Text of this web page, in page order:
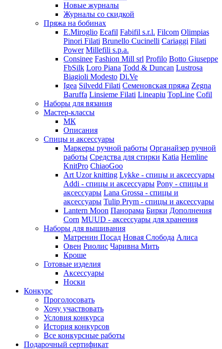
Новые журналы
Журналы со скидкой
Пряжа на бобинах
E.Miroglio Ecafil Fabifil s.r.l. Filcom Olimpias
Pinori Filati Brunello Cucinelli Cariaggi Filati
Power Millefili s.p.a.
Consinee Fashion Mill srl Profilo Botto Giuseppe
FbSilk Loro Piana Todd & Duncan Lustrosa
Biagioli Modesto Di.Ve
Igea Silvedd Filati Семеновская пряжа Zegna
Baruffa Linsieme Filati Lineapiu TopLine Cofil
Наборы для вязания
Мастер-классы
МК
Описания
Спицы и аксессуары
Маркеры ручной работы Органайзер ручной
работы Средства для стирки Katia Hemline
KnitPro ChiaoGoo
Art Uzor knitting Lykke - спицы и аксессуары
Addi - спицы и аксессуары Pony - спицы и
аксессуары Lana Grossa - спицы и
аксессуары Tulip Prym - спицы и аксессуары
Lantern Moon Панорама Бирки Дополнения
Corn MUUD - аксессуары для хранения
Наборы для вышивания
Матренин Посад Новая Слобода Алиса
Овен Риолис Чаривна Мить
Кроше
Готовые изделия
Аксессуары
Носки
Конкурс
Проголосовать
Хочу участвовать
Условия конкурса
История конкурсов
Все конкурсные работы
Подарочный сертификат